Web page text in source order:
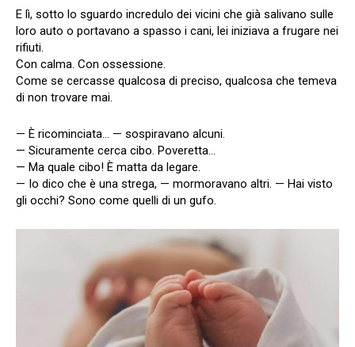
E lì, sotto lo sguardo incredulo dei vicini che già salivano sulle
loro auto o portavano a spasso i cani, lei iniziava a frugare nei
rifiuti.
Con calma. Con ossessione.
Come se cercasse qualcosa di preciso, qualcosa che temeva
di non trovare mai.
— È ricominciata… — sospiravano alcuni.
— Sicuramente cerca cibo. Poveretta…
— Ma quale cibo! È matta da legare.
— Io dico che è una strega, — mormoravano altri. — Hai visto
gli occhi? Sono come quelli di un gufo.